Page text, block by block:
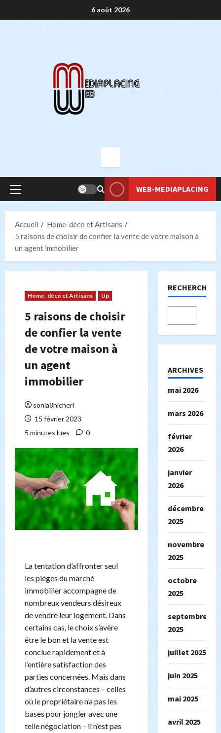
au
6 août 2026
Menu
WEB-MEDIAPLACING
Accueil
Home-déco et Artisans
5 raisons de choisir de confier la vente de votre maison à
un agent immobilier
Home-déco et Artisans Up
5 raisons de choisir
de confier la vente
de votre maison à
un agent
immobilier
sonia8hicheri
15 février 2023
5 minutes lues
0
La tentation d’affronter seul
les pièges du marché
immobilier accompagne de
nombreux vendeurs désireux
de vendre leur logement. Dans
certains cas, le choix s’avère
être le bon et la vente est
conclue rapidement et à
l’entière satisfaction des
parties concernées. Mais dans
d’autres circonstances – celles
où le propriétaire n’a pas les
bases pour jongler avec une
telle négociation – il n’est pas
RECHERCHER
ARCHIVES
mai 2026
mars 2026
février
2026
janvier
2026
décembre
2025
novembre
2025
octobre
2025
septembre
2025
juillet 2025
juin 2025
mai 2025
avril 2025